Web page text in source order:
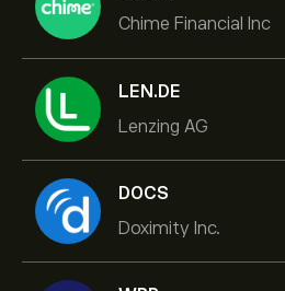
Chime Financial Inc
LEN.DE
Lenzing AG
DOCS
Doximity Inc.